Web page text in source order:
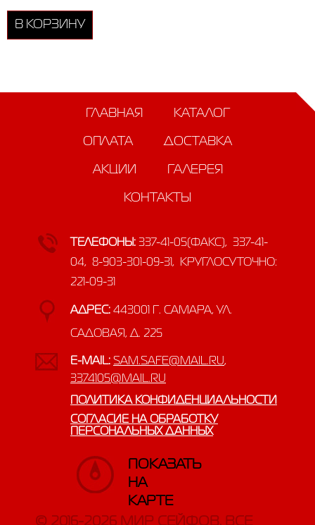
В КОРЗИНУ
ГЛАВНАЯ КАТАЛОГ
ОПЛАТА ДОСТАВКА
АКЦИИ ГАЛЕРЕЯ
КОНТАКТЫ
ТЕЛЕФОНЫ: 337-41-05(ФАКС), 337-41-
04, 8-903-301-09-31, КРУГЛОСУТОЧНО:
221-09-31
АДРЕС: 443001 Г. САМАРА, УЛ.
САДОВАЯ, Д. 225
E-MAIL: SAM.SAFE@MAIL.RU,
3374105@MAIL.RU
ПОЛИТИКА КОНФИДЕНЦИАЛЬНОСТИ
СОГЛАСИЕ НА ОБРАБОТКУ
ПЕРСОНАЛЬНЫХ ДАННЫХ
ПОКАЗАТЬ
НА
КАРТЕ
© 2016-2026 МИР СЕЙФОВ. ВСЕ